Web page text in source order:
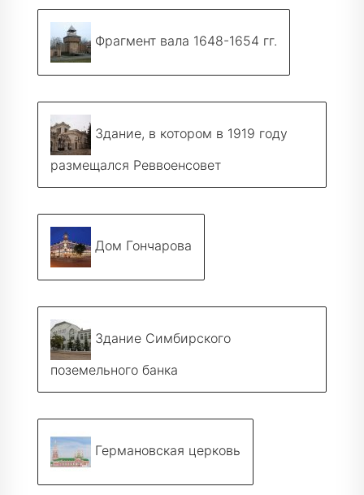
Фрагмент вала 1648-1654 гг.
Здание, в котором в 1919 году
размещался Реввоенсовет
Дом Гончарова
Здание Симбирского
поземельного банка
Германовская церковь